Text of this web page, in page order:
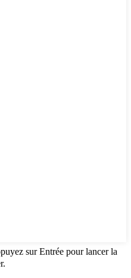
sur Entrée pour lancer la